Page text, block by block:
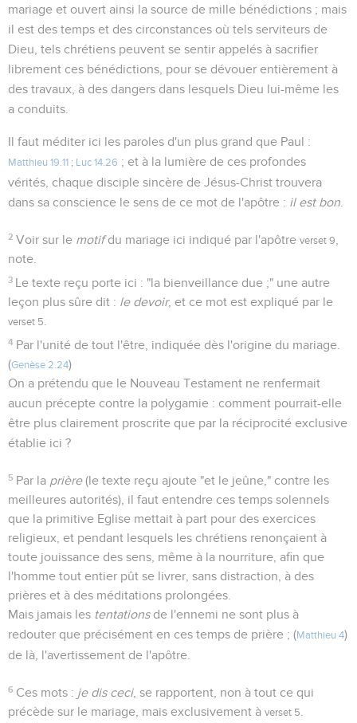
mariage et ouvert ainsi la source de mille bénédictions ; mais
il est des temps et des circonstances où tels serviteurs de
Dieu, tels chrétiens peuvent se sentir appelés à sacrifier
librement ces bénédictions, pour se dévouer entièrement à
des travaux, à des dangers dans lesquels Dieu lui-même les
a conduits.
Il faut méditer ici les paroles d'un plus grand que Paul :
Matthieu 19.11 ; Luc 14.26 ; et à la lumière de ces profondes
vérités, chaque disciple sincère de Jésus-Christ trouvera
dans sa conscience le sens de ce mot de l'apôtre : il est bon
2 Voir sur le motifdu mariage ici indiqué par l'apôtreverset 9
note.
3 Le texte reçu porte ici : "la bienveillance due ;" une autre
leçon plus sûre dit : le devoir, et ce mot est expliqué par le
verset 5
4 Par l'unité de tout l'être, indiquée dès l'origine du mariage.
(Genèse 2.24)
On a prétendu que le Nouveau Testament ne renfermait
aucun précepte contre la polygamie : comment pourrait-elle
être plus clairement proscrite que par la réciprocité exclusive
établie ici ?
5 Par la prière(le texte reçu ajoute "et le jeûne," contre les
meilleures autorités), il faut entendre ces temps solennels
que la primitive Eglise mettait à part pour des exercices
religieux, et pendant lesquels les chrétiens renonçaient à
toute jouissance des sens, même à la nourriture, afin que
l'homme tout entier pût se livrer, sans distraction, à des
prières et à des méditations prolongées.
Mais jamais les tentationsde l'ennemi ne sont plus à
redouter que précisément en ces temps de prière ; (Matthieu 4)
de là, l'avertissement de l'apôtre.
6 Ces mots : je dis ceci, se rapportent, non à tout ce qui
précède sur le mariage, mais exclusivement à verset 5